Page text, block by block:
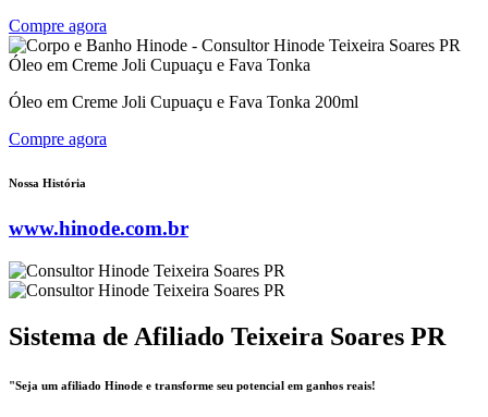
Compre agora
Óleo em Creme Joli Cupuaçu e Fava Tonka
Óleo em Creme Joli Cupuaçu e Fava Tonka 200ml
Compre agora
Nossa História
www.hinode.com.br
Sistema de Afiliado Teixeira Soares PR
"Seja um afiliado Hinode e transforme seu potencial em ganhos reais!